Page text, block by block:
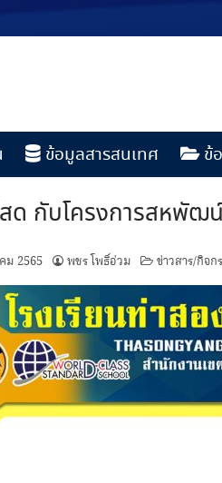
ข้อมูลสารสนเทศ ข้
ด กับโครงการสหพัฒ
ม 2565 พชร โพธิ์อ่วม ข่าวสาร/กิจก